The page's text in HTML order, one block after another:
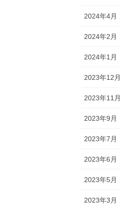
2024年4月
2024年2月
2024年1月
2023年12月
2023年11月
2023年9月
2023年7月
2023年6月
2023年5月
2023年3月